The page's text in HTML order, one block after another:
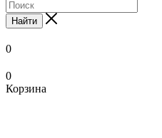
Найти
0
0
Корзина